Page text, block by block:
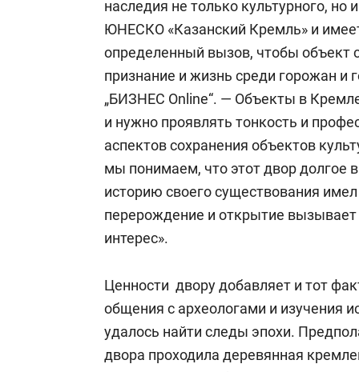
наследия не только культурного, но
ЮНЕСКО «Казанский Кремль» и
определенный вызов, чтобы объект
признание и жизнь среди горожан и
„БИЗНЕС Online“. — Объекты в
и нужно проявлять тонкость и
аспектов сохранения объектов
мы понимаем, что этот двор долгое
историю своего существования
перерождение и открытие
интерес».
Ценности двору добавляет и тот
общения с археологами и изучения
удалось найти следы эпохи.
двора проходила деревянная